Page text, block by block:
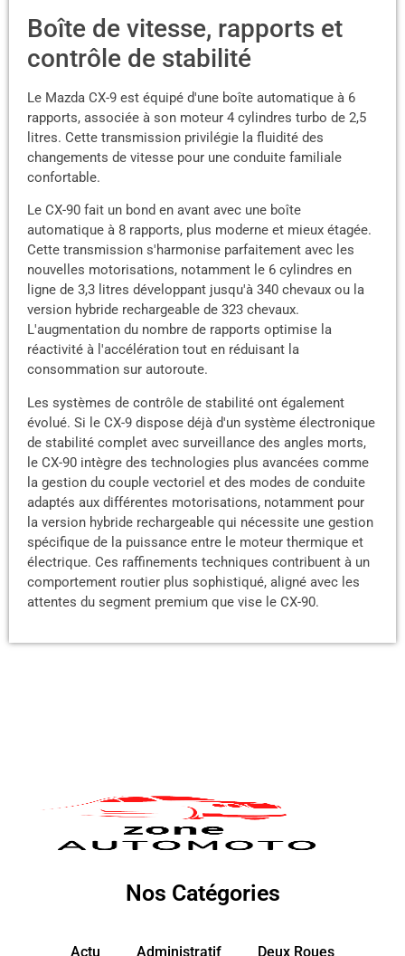
Boîte de vitesse, rapports et
contrôle de stabilité
Le Mazda CX-9 est équipé d'une boîte automatique à 6
rapports, associée à son moteur 4 cylindres turbo de 2,5
litres. Cette transmission privilégie la fluidité des
changements de vitesse pour une conduite familiale
confortable.
Le CX-90 fait un bond en avant avec une boîte
automatique à 8 rapports, plus moderne et mieux étagée.
Cette transmission s'harmonise parfaitement avec les
nouvelles motorisations, notamment le 6 cylindres en
ligne de 3,3 litres développant jusqu'à 340 chevaux ou la
version hybride rechargeable de 323 chevaux.
L'augmentation du nombre de rapports optimise la
réactivité à l'accélération tout en réduisant la
consommation sur autoroute.
Les systèmes de contrôle de stabilité ont également
évolué. Si le CX-9 dispose déjà d'un système électronique
de stabilité complet avec surveillance des angles morts,
le CX-90 intègre des technologies plus avancées comme
la gestion du couple vectoriel et des modes de conduite
adaptés aux différentes motorisations, notamment pour
la version hybride rechargeable qui nécessite une gestion
spécifique de la puissance entre le moteur thermique et
électrique. Ces raffinements techniques contribuent à un
comportement routier plus sophistiqué, aligné avec les
attentes du segment premium que vise le CX-90.
Nos Catégories
Actu Administratif Deux Roues